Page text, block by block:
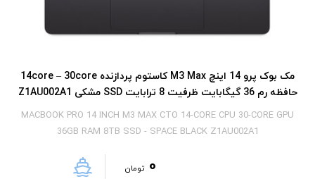
مک بوک پرو 14 اینچ M3 Max کاستوم پردازنده 14core – 30core
حافظه رم 36 گیگابایت ظرفیت 8 ترابایت SSD مشکی Z1AU002A1
MACBOOK PRO 14 INCH M3 MAX CTO 14-CORE CPU 30-CORE GPU
36GB RAM 8TB SSD - SPACE BLACK Z1AU002A1
0 تومان